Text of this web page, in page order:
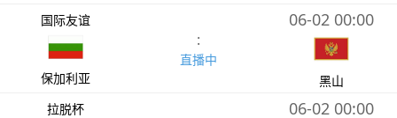
国际友谊
保加利亚
:
直播中
06-02 00:00
黑山
拉脱杯
06-02 00:00